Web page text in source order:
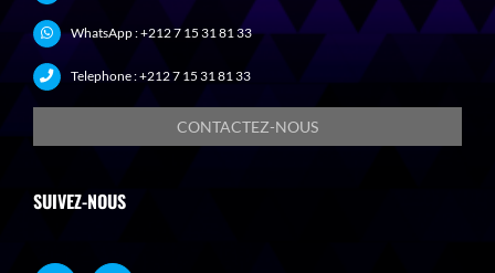
WhatsApp :+212 7 15 31 81 33
Telephone :+212 7 15 31 81 33
CONTACTEZ-NOUS
SUIVEZ-NOUS